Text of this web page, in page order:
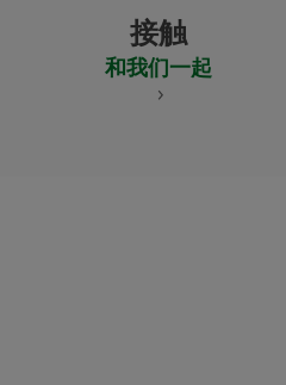
接触
和我们一起